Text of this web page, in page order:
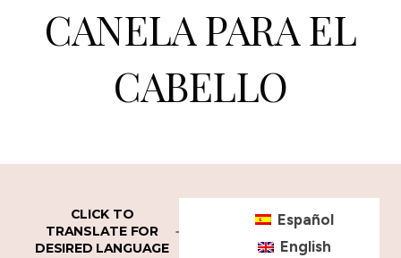
CANELA PARA EL
CABELLO
CLICK TO
TRANSLATE FOR
DESIRED LANGUAGE
Español
English